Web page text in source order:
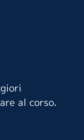
al corso.